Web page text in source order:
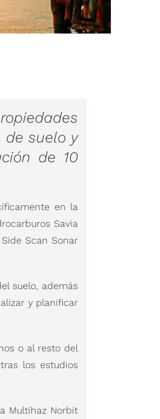
de suelo y
de 10
en la
Savia
Scan Sonar
suelo, además
y planificar
o al resto del
los estudios
Multihaz Norbit